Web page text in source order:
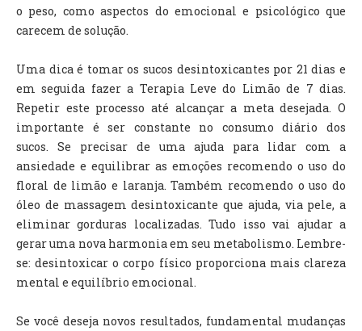
o peso, como aspectos do emocional e psicológico que
carecem de solução.
Uma dica é tomar os sucos desintoxicantes por 21 dias e
em seguida fazer a Terapia Leve do Limão de 7 dias.
Repetir este processo até alcançar a meta desejada. O
importante é ser constante no consumo diário dos
sucos. Se precisar de uma ajuda para lidar com a
ansiedade e equilibrar as emoções recomendo o uso do
floral de limão e laranja. Também recomendo o uso do
óleo de massagem desintoxicante que ajuda, via pele, a
eliminar gorduras localizadas. Tudo isso vai ajudar a
gerar uma nova harmonia em seu metabolismo. Lembre-
se: desintoxicar o corpo físico proporciona mais clareza
mental e equilíbrio emocional.
Se você deseja novos resultados, fundamental mudanças